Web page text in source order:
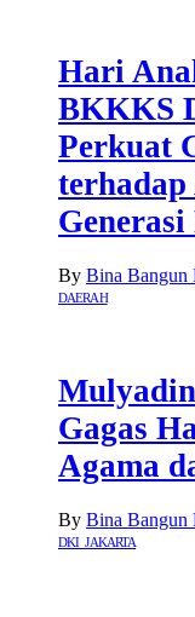
Hari
BKKKS
Perkuat
Generasi
By Bina Bangun
DAERAH
Gagas
Agama
By Bina Bangun
DKI JAKARTA